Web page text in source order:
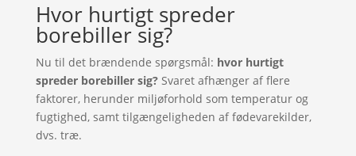
Hvor hurtigt spreder
borebiller sig?
Nu til det brændende spørgsmål: hvor hurtigt
spreder borebiller sig?Svaret afhænger af flere
faktorer, herunder miljøforhold som temperatur og
fugtighed, samt tilgængeligheden af fødevarekilder,
dvs. træ.